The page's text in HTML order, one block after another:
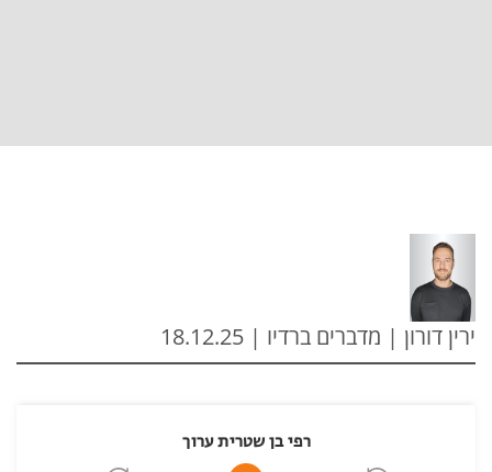
ירין דורון | מדברים ברדיו | 18.12.25
רפי בן שטרית ערוך